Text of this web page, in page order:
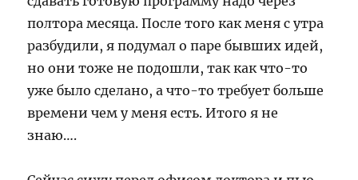
полтора месяца. После того как меня с утра
разбудили, я подумал о паре бывших идей,
но они тоже не подошли, так как что-то
уже было сделано, а что-то требует больше
времени чем у меня есть. Итого я не
знаю….